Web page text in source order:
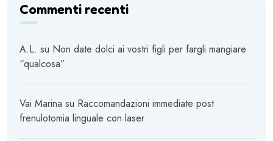
Commenti recenti
A.L. su Non date dolci ai vostri figli per fargli mangiare
“qualcosa”
Vai Marina su Raccomandazioni immediate post
frenulotomia linguale con laser